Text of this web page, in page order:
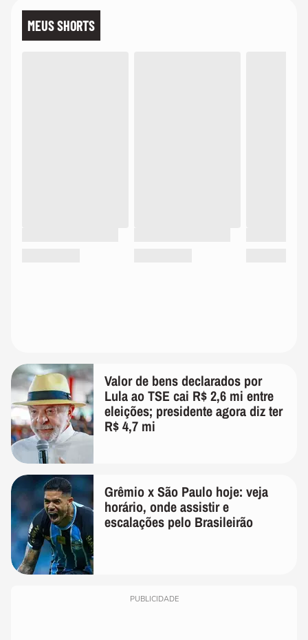
MEUS SHORTS
Valor de bens declarados por
Lula ao TSE cai R$ 2,6 mi entre
eleições; presidente agora diz ter
R$ 4,7 mi
Grêmio x São Paulo hoje: veja
horário, onde assistir e
escalações pelo Brasileirão
PUBLICIDADE